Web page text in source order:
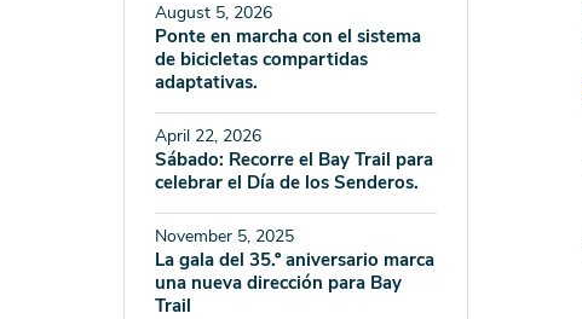
August 5, 2026
Ponte en marcha con el sistema
de bicicletas compartidas
adaptativas.
April 22, 2026
Sábado: Recorre el Bay Trail para
celebrar el Día de los Senderos.
November 5, 2025
La gala del 35.º aniversario marca
una nueva dirección para Bay
Trail